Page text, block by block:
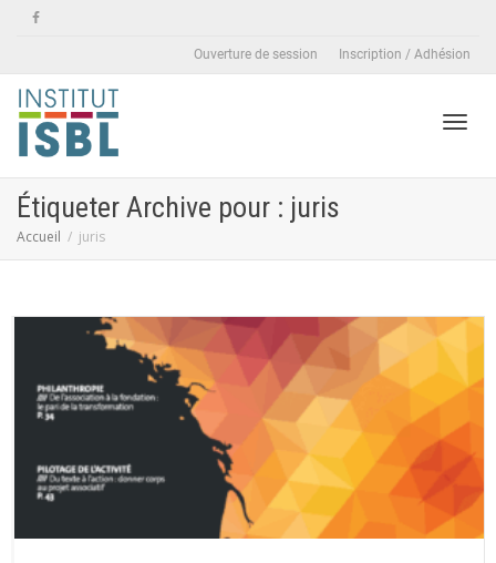
Ouverture de session Inscription / Adhésion
Étiqueter Archive pour : juris
Accueil juris